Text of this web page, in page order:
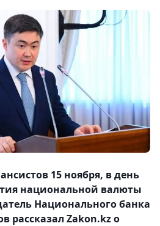
15 ноября, в день
национальной валюты
Национального банка
рассказал Zakon.kz о